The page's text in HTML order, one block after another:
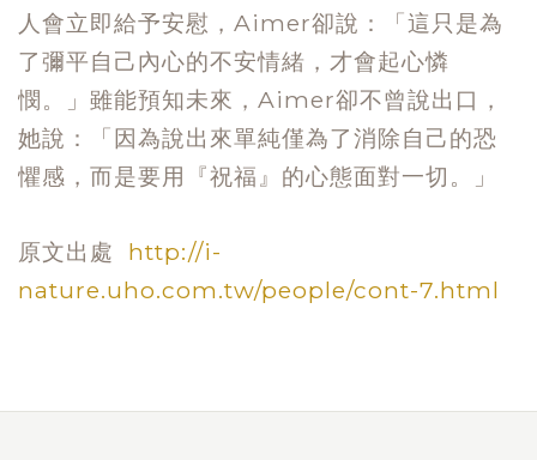
人會立即給予安慰，Aimer卻說：「這只是為
了彌平自己內心的不安情緒，才會起心憐
憫。」雖能預知未來，Aimer卻不曾說出口，
她說：「因為說出來單純僅為了消除自己的恐
懼感，而是要用『祝福』的心態面對一切。」
原文出處 http://i-
nature.uho.com.tw/people/cont-7.html